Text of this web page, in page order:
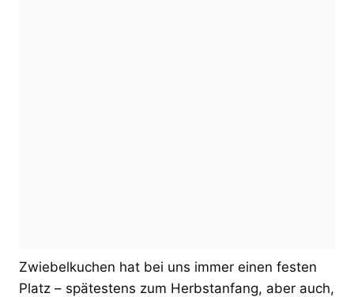
Zwiebelkuchen hat bei uns immer einen festen
Platz – spätestens zum Herbstanfang, aber auch,